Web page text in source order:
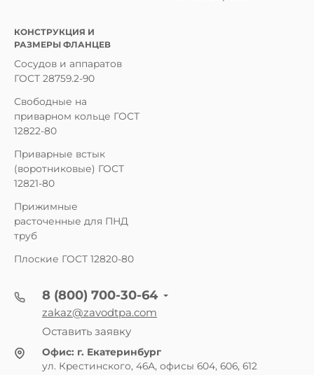
КОНСТРУКЦИЯ И
РАЗМЕРЫ ФЛАНЦЕВ
Сосудов и аппаратов
ГОСТ 28759.2-90
Свободные на
приварном кольце ГОСТ
12822-80
Приварные встык
(воротниковые) ГОСТ
12821-80
Прижимные
расточенные для ПНД
труб
Плоские ГОСТ 12820-80
8 (800) 700-30-64
zakaz@zavodtpa.com
Оставить заявку
Офис: г. Екатеринбург
ул. Крестинского, 46А, офисы 604, 606, 612